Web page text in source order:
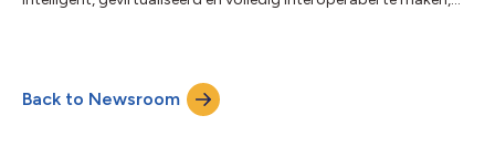
RAN verder uitbreidt. Salam Mobile heeft onlangs plannen
aangekondigd om samen te werken met het Open RAN-
ecosysteem binnen de Open RAN-netwer...
Back to Newsroom